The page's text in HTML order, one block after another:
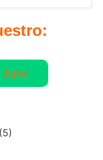
digital
(5)